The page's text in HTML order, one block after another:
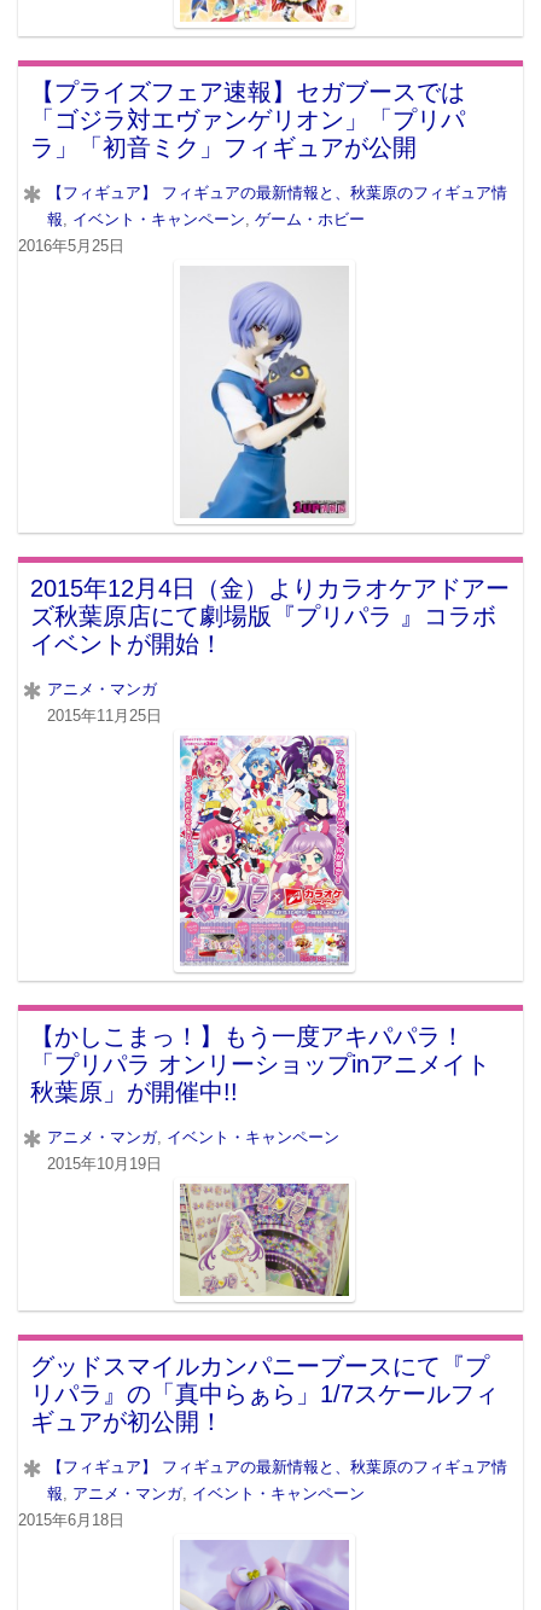
【プライズフェア速報】セガブースでは
「ゴジラ対エヴァンゲリオン」「プリパ
ラ」「初音ミク」フィギュアが公開
【フィギュア】 フィギュアの最新情報と、秋葉原のフィギュア情
報
イベント・キャンペーン ゲーム・ホビー
2016年5月25日
2015年12月4日（金）よりカラオケアドアー
ズ秋葉原店にて劇場版『プリパラ 』コラボ
イベントが開始！
アニメ・マンガ
2015年11月25日
【かしこまっ！】もう一度アキパパラ！
「プリパラ オンリーショップinアニメイト
秋葉原」が開催中!!
アニメ・マンガ, イベント・キャンペーン
2015年10月19日
グッドスマイルカンパニーブースにて『プ
リパラ』の「真中らぁら」1/7スケールフィ
ギュアが初公開！
【フィギュア】 フィギュアの最新情報と、秋葉原のフィギュア情
報, アニメ・マンガ, イベント・キャンペーン
2015年6月18日